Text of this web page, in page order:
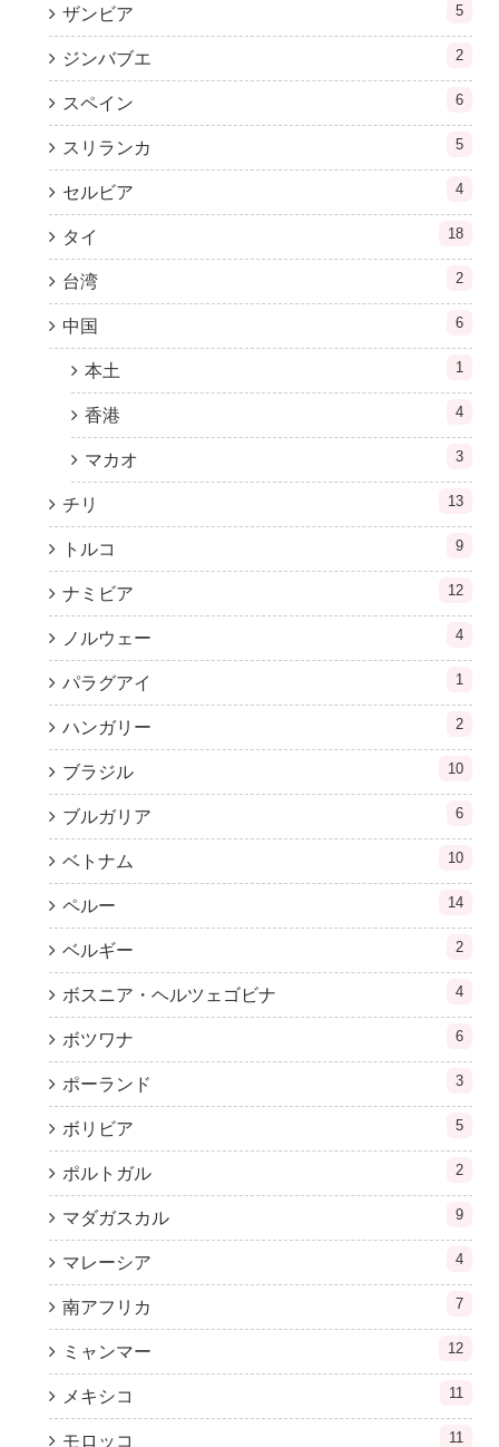
ザンビア 5
ジンバブエ 2
スペイン 6
スリランカ 5
セルビア 4
タイ 18
台湾 2
中国 6
本土 1
香港 4
マカオ 3
チリ 13
トルコ 9
ナミビア 12
ノルウェー 4
パラグアイ 1
ハンガリー 2
ブラジル 10
ブルガリア 6
ベトナム 10
ペルー 14
ベルギー 2
ボスニア・ヘルツェゴビナ 4
ボツワナ 6
ポーランド 3
ボリビア 5
ポルトガル 2
マダガスカル 9
マレーシア 4
南アフリカ 7
ミャンマー 12
メキシコ 11
モロッコ 11